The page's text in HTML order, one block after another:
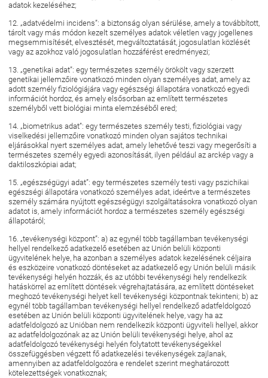
adatok kezeléséhez;
12. „adatvédelmi incidens”: a biztonság olyan sérülése, amely a továbbított,
tárolt vagy más módon kezelt személyes adatok véletlen vagy jogellenes
megsemmisítését, elvesztését, megváltoztatását, jogosulatlan közlését
vagy az azokhoz való jogosulatlan hozzáférést eredményezi;
13. „genetikai adat”: egy természetes személy örökölt vagy szerzett
genetikai jellemzőire vonatkozó minden olyan személyes adat, amely az
adott személy fiziológiájára vagy egészségi állapotára vonatkozó egyedi
információt hordoz, és amely elsősorban az említett természetes
személyből vett biológiai minta elemzéséből ered;
14. „biometrikus adat”: egy természetes személy testi, fiziológiai vagy
viselkedési jellemzőire vonatkozó minden olyan sajátos technikai
eljárásokkal nyert személyes adat, amely lehetővé teszi vagy megerősíti a
természetes személy egyedi azonosítását, ilyen például az arckép vagy a
daktiloszkópiai adat;
15. „egészségügyi adat”: egy természetes személy testi vagy pszichikai
egészségi állapotára vonatkozó személyes adat, ideértve a természetes
személy számára nyújtott egészségügyi szolgáltatásokra vonatkozó olyan
adatot is, amely információt hordoz a természetes személy egészségi
állapotáról;
16. „tevékenységi központ”: a) az egynél több tagállamban tevékenységi
hellyel rendelkező adatkezelő esetében az Unión belüli központi
ügyvitelének helye, ha azonban a személyes adatok kezelésének céljaira
és eszközeire vonatkozó döntéseket az adatkezelő egy Unión belüli másik
tevékenységi helyén hozzák, és az utóbbi tevékenységi hely rendelkezik
hatáskörrel az említett döntések végrehajtatására, az említett döntéseket
meghozó tevékenységi helyet kell tevékenységi központnak tekinteni; b) az
egynél több tagállamban tevékenységi hellyel rendelkező adatfeldolgozó
esetében az Unión belüli központi ügyvitelének helye, vagy ha az
adatfeldolgozó az Unióban nem rendelkezik központi ügyviteli hellyel, akkor
az adatfeldolgozónak az az Unión belüli tevékenységi helye, ahol az
adatfeldolgozó tevékenységi helyén folytatott tevékenységekkel
összefüggésben végzett fő adatkezelési tevékenységek zajlanak,
amennyiben az adatfeldolgozóra e rendelet szerint meghatározott
kötelezettségek vonatkoznak;